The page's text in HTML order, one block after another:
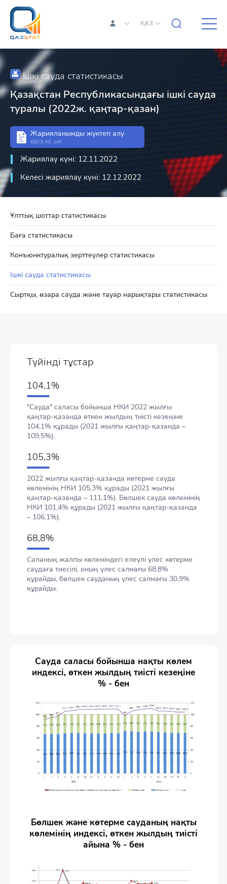
ҚАЗ
Ұлттық шоттар статистикасы
Баға статистикасы
Конъюнктуралық зерттеулер статистикасы
Ішкі сауда статистикасы
Сыртқы, өзара сауда және тауар нарықтары статистикасы
Ішкі сауда статистикасы
Қазақстан Республикасындағы ішкі сауда
туралы (2022ж. қаңтар-қазан)
Жарияланымды жүктеп алу
680.8 Кб, pdf
Жариялау күні: 12.11.2022
Келесі жариялау күні: 12.12.2022
Түйінді тұстар
104,1%
"Сауда" саласы бойынша НКИ 2022 жылғы
қаңтар-қазанда өткен жылдың тиісті кезеңіне
104,1% құрады (2021 жылғы қаңтар-қазанда –
109,5%).
105,3%
2022 жылғы қаңтар-қазанда көтерме сауда
көлемінің НКИ 105,3% құрады (2021 жылғы
қаңтар-қазанда – 111,1%). Бөлшек сауда көлемінің
НКИ 101,4% құрады (2021 жылғы қаңтар-қазанда
– 106,1%).
68,8%
Саланың жалпы көлеміндегі елеулі үлес көтерме
саудаға тиесілі, оның үлес салмағы 68,8%
құрайды, бөлшек сауданың үлес салмағы 30,9%
құрайды.
Сауда саласы бойынша нақты көлем
индексі, өткен жылдың тиісті кезеңіне
% - бен
Бөлшек және көтерме сауданың нақты
көлемінің индексі, өткен жылдың тиісті
айына % - бен